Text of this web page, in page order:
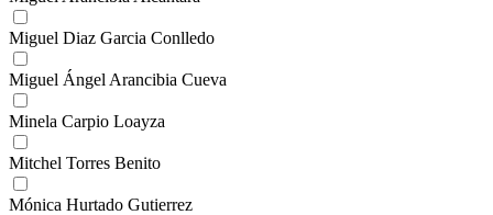
Miguel Diaz Garcia Conlledo
Miguel Ángel Arancibia Cueva
Minela Carpio Loayza
Mitchel Torres Benito
Mónica Hurtado Gutierrez